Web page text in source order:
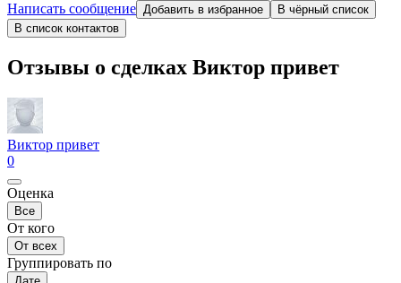
Написать сообщение Добавить в избранное
В чёрный список
В список контактов
Отзывы о сделках Виктор привет
Виктор привет
0
Оценка
Все
От кого
От всех
Группировать по